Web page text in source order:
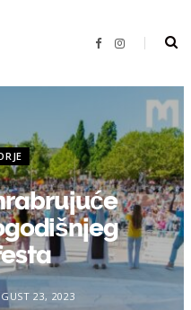
F
b
k
I
a
m
23, 2023